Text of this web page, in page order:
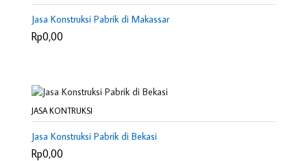
Jasa Konstruksi Pabrik di Makassar
Rp0,00
JASA KONTRUKSI
Jasa Konstruksi Pabrik di Bekasi
Rp0,00